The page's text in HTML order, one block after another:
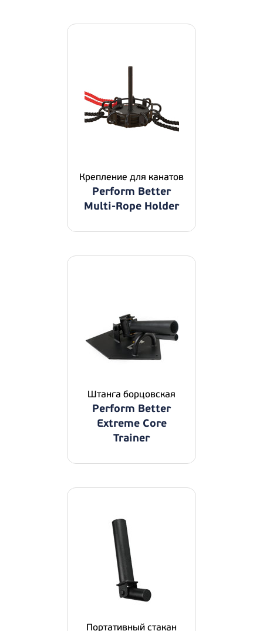
Крепление для канатов
Perform Better
Multi-Rope Holder
Штанга борцовская
Perform Better
Extreme Core
Trainer
Портативный стакан